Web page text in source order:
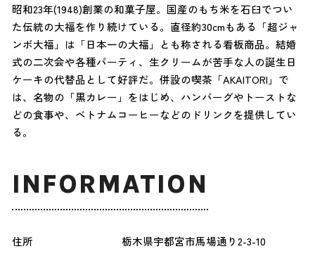
昭和23年(1948)創業の和菓子屋。国産のもち米を石臼でつい
た伝統の大福を作り続けている。直径約30cmもある「超ジャ
ンボ大福」は「日本一の大福」とも称される看板商品。結婚
式の二次会や各種パーティ、生クリームが苦手な人の誕生日
ケーキの代替品として好評だ。併設の喫茶「AKAITORI」で
は、名物の「黒カレー」をはじめ、ハンバーグやトーストな
どの食事や、ベトナムコーヒーなどのドリンクを提供してい
る。
INFORMATION
住所
栃木県宇都宮市馬場通り2-3-10